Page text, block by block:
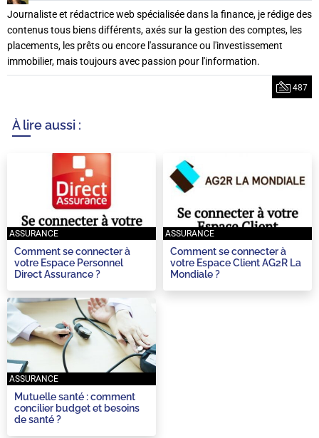
Journaliste et rédactrice web spécialisée dans la finance, je rédige des
contenus tous biens différents, axés sur la gestion des comptes, les
placements, les prêts ou encore l'assurance ou l'investissement
immobilier, mais toujours avec passion pour l'information.
487
À lire aussi :
Comment se connecter à
votre Espace Personnel
Direct Assurance ?
ASSURANCE
Comment se connecter à
votre Espace Client AG2R La
Mondiale ?
ASSURANCE
Mutuelle santé : comment
concilier budget et besoins
de santé ?
ASSURANCE